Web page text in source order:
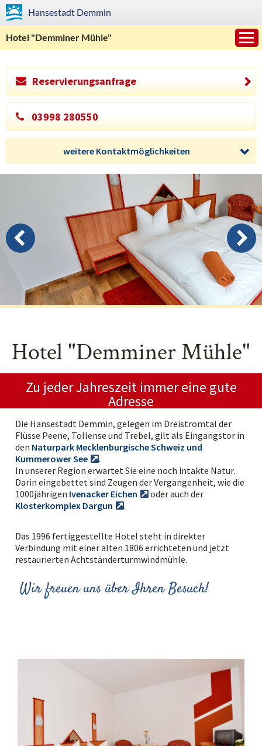
Hansestadt Demmin
Hotel "Demminer Mühle"
Reservierungsanfrage
03998 280550
weitere Kontaktmöglichkeiten
Hotel "Demminer Mühle"
Zu jeder Jahreszeit immer eine gute
Adresse
Die Hansestadt Demmin, gelegen im Dreistromtal der
Flüsse Peene, Tollense und Trebel, gilt als Eingangstor in
den Naturpark Mecklenburgische Schweiz und
Kummerower See
.
In unserer Region erwartet Sie eine noch intakte Natur.
Darin eingebettet sind Zeugen der Vergangenheit, wie die
1000jährigen Ivenacker Eichen
oder auch der
Klosterkomplex Dargun
.
Das 1996 fertiggestellte Hotel steht in direkter
Verbindung mit einer alten 1806 errichteten und jetzt
restaurierten Achtständerturmwindmühle.
Wir freuen uns über Ihren Besuch!